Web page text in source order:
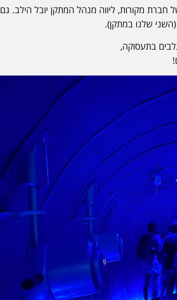
מקורות, ליווה מנהל המתקן יובל הילב. גם
שלנו במתקן).
בתעסוקה,